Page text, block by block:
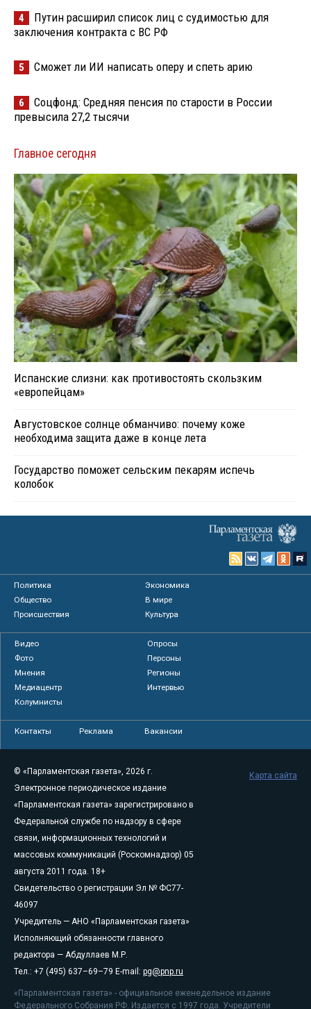
4
Путин расширил список лиц с судимостью для
заключения контракта с ВС РФ
5 Сможет ли ИИ написать оперу и спеть арию
6
Соцфонд: Средняя пенсия по старости в России
превысила 27,2 тысячи
Главное сегодня
Испанские слизни: как противостоять скользким
«европейцам»
Августовское солнце обманчиво: почему коже
необходима защита даже в конце лета
Государство поможет сельским пекарям испечь
колобок
Политика
Экономика
Общество
В мире
Происшествия
Культура
Видео
Опросы
Фото
Персоны
Мнения
Регионы
Медиацентр
Интервью
Колумнисты
Контакты Реклама Вакансии
© «Парламентская газета», 2026 г.
Электронное периодическое издание
«Парламентская газета» зарегистрировано в
Федеральной службе по надзору в сфере
связи, информационных технологий и
массовых коммуникаций (Роскомнадзор) 05
августа 2011 года. 18+
Свидетельство о регистрации Эл № ФС77-
46097
Учредитель — АНО «Парламентская газета»
Исполняющий обязанности главного
редактора — Абдуллаев М.Р.
Тел.: +7 (495) 637–69–79 E-mail: pg@pnp.ru
«Парламентская газета» - официальное еженедельное издание
Федерального Собрания РФ. Издается с 1997 года. Учредители
Карта сайта